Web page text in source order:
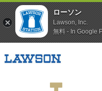
ローソン
Lawson, Inc.
無料 - In Google